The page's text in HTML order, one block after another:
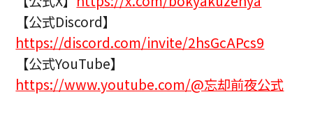
【公式Discord】
https://discord.com/invite/2hsGcAPcs9
【公式YouTube】
https://www.youtube.com/@忘却前夜公式